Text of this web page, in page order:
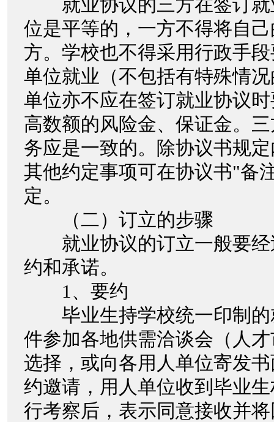
就业协议的三方在签订就
位是平等的，一方不得将自
方。学校也不得采用行政手
单位就业（不包括有特殊情
单位亦不应在签订就业协议
高数额的风险金、保证金。
务应是一致的。除协议书规
其他约定事项可在协议书"备
定。
（二）订立的步骤
就业协议的订立一般要经
约和承诺。
1、要约
毕业生持学校统一印制的
件参加各地供需洽谈会（人
选择，或向各用人单位寄发
约邀请，用人单位收到毕业
行考察后，表示同意接收并